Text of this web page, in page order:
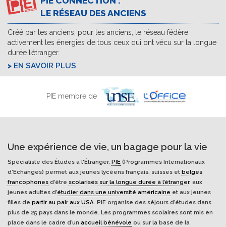
LE RÉSEAU DES ANCIENS
Créé par les anciens, pour les anciens, le réseau fédère
activement les énergies de tous ceux qui ont vécu sur la longue
durée l’étranger.
EN SAVOIR PLUS
PIE membre de
Une expérience de vie, un bagage pour la vie
Spécialiste des Études à l'Étranger, PIE (Programmes Internationaux
d’Echanges) permet aux jeunes lycéens français, suisses et belges
francophones d’être scolarisés sur la longue durée à l’étranger, aux
jeunes adultes d’étudier dans une université américaine et aux jeunes
filles de partir au pair aux USA. PIE organise des séjours d’études dans
plus de 25 pays dans le monde. Les programmes scolaires sont mis en
place dans le cadre d’un accueil bénévole ou sur la base de la